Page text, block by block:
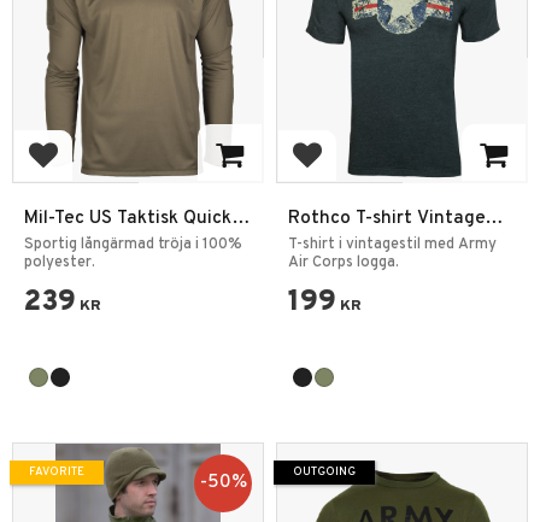
Add to favorites
Mil-Tec US Taktisk Quick
Dry Långärmad T-shirt
Sportig långärmad tröja i 100%
polyester.
239 KR
Add to favorites
Rothco T-shirt Vintage
Army Air Corps
T-shirt i vintagestil med Army
Air Corps logga.
199 KR
50%
FAVORITE OUTGOING